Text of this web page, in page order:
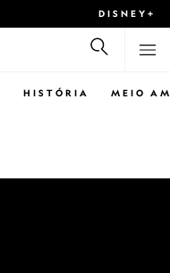
DISNEY+
HISTÓRIA MEIO